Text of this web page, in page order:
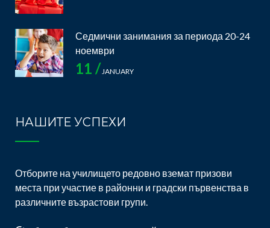
Седмични занимания за периода 20-24
ноември
11 /JANUARY
НАШИТЕ УСПЕХИ
Отборите на училището редовно вземат призови
места при участие в районни и градски първенства в
различните възрастови групи.